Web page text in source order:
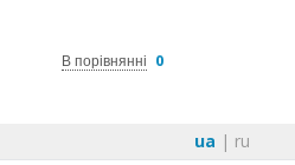
В порівнянні 0
ua | ru